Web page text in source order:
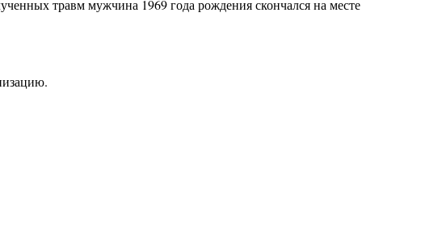
травм мужчина 1969 года рождения скончался на месте